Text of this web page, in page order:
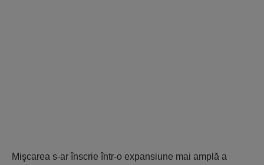
Mişcarea s-ar înscrie într-o expansiune mai amplă a